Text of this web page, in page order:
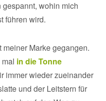
wohin mich
führen wird.
Marke gegangen.
in die Tonne
immer wieder zueinander
und der Leitstern für